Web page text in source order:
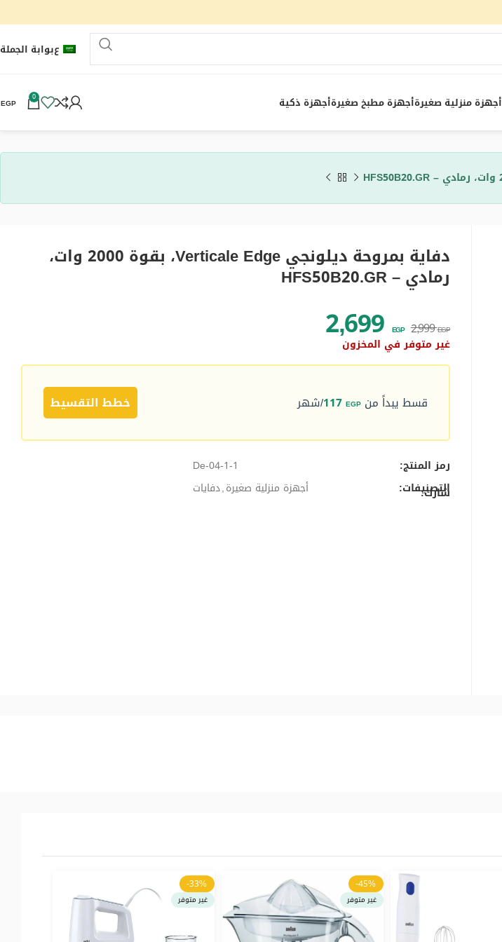
عبوابة الجملة
أجهزة منزلية صغيرةأجهزة مطبخ صغيرةأجهزة ذكية 0
EGP
دفاية بمروحة ديلونجي Verticale Edge، بقوة 2000 وات،
رمادي – HFS50B20.GR
2,999EGP
2,699 EGP
غير متوفر في المخزون
قسط يبداً من 117 EGP /شهر خطط التقسيط
رمز المنتج:
De-04-1-1
التصنيفات:
أجهزة منزلية صغيرة,دفايات شارك:
-45%
غير متوفر
-33%
غير متوفر